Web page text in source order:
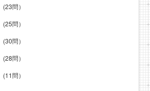
(23問）
(25問）
(30問）
(28問）
(11問）